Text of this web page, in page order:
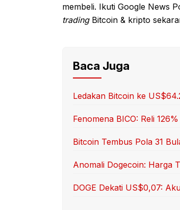
membeli. Ikuti Google News
tradingBitcoin & kripto
Baca Juga
Ledakan Bitcoin ke
Fenomena BICO: Reli
Bitcoin Tembus Pola 31
Anomali Dogecoin: Harga
DOGE Dekati US$0,07: